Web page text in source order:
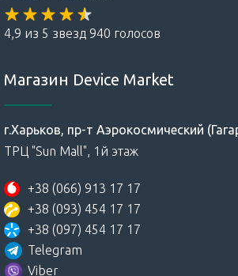
4,9 из 5 звезд 940 голосов
Магазин Device Market
г.Харьков, пр-т Аэрокосмический
ТРЦ "Sun Mall", 1й этаж
+38 (066) 913 17 17
+38 (093) 454 17 17
+38 (097) 454 17 17
Telegram
Viber